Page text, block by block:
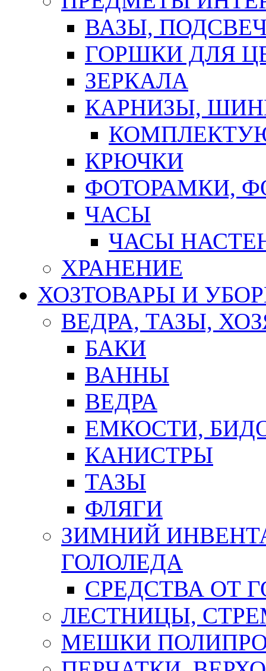
ВАЗЫ,
ГОРШКИ ДЛЯ
ЗЕРКАЛА
КАРНИЗЫ,
КРЮЧКИ
ФОТОРАМКИ,
ЧАСЫ
ЧАСЫ
ХРАНЕНИЕ
ХОЗТОВАРЫ И
ВЕДРА, ТАЗЫ,
БАКИ
ВАННЫ
ВЕДРА
ЕМКОСТИ,
КАНИСТРЫ
ТАЗЫ
ФЛЯГИ
ЗИМНИЙ
ГОЛОЛЕДА
СРЕДСТВА ОТ
ЛЕСТНИЦЫ,
МЕШКИ